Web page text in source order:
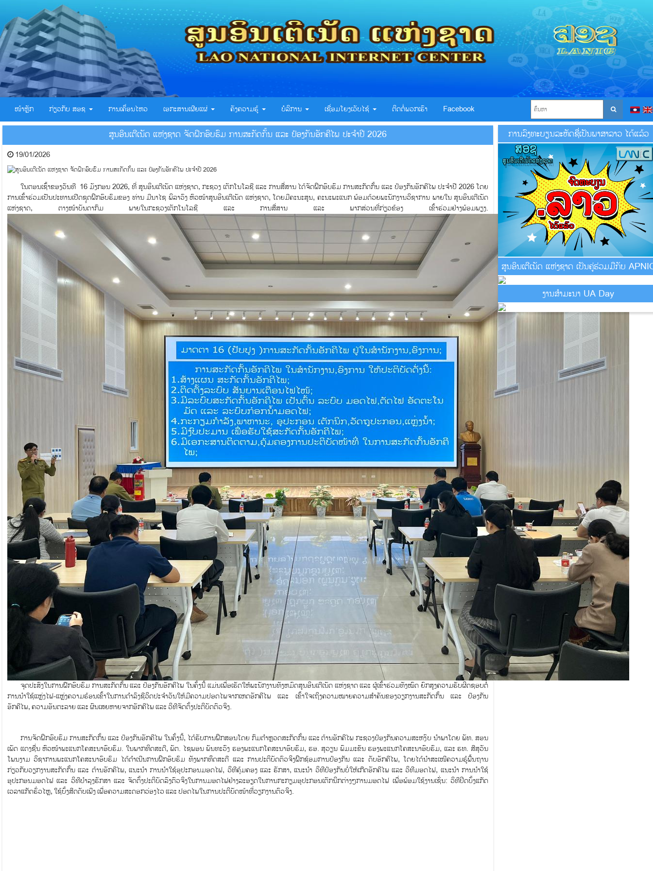
ໜ້າຫຼັກ ກ່ຽວກັບ ສອຊ ການເຄຶ່ອນໄຫວ ເອກະສານເຜີຍແຜ່ ຄັງຄວາມຮູ້ ບໍລິການ ເຊື່ອມໂຍງເວັບໄຊ້ ຕິດຕໍ່ພວກເຮົາ Facebook
ສູນອິນເຕີເນັດ ແຫ່ງຊາດ ຈັດຝຶກອົບຮົມ ການສະກັດກັ້ນ ແລະ ປ້ອງກັນອັກຄີໄພ ປະຈຳປີ 2026
19/01/2026
ໃນຕອນເຊົ້າຂອງວັນທີ 16 ມັງກອນ 2026, ທີ່ ສູນອິນເຕີເນັດ ແຫ່ງຊາດ, ກະຊວງ ເຕັກໂນໂລຊີ ແລະ ການສື່ສານ ໄດ້ຈັດຝຶກອົບຮົມ ການສະກັດກັ້ນ ແລະ ປ້ອງກັນອັກຄີໄພ ປະຈຳປີ 2026 ໂດຍ
ການເຂົ້າຮ່ວມເປັນປະທານເປີດຊຸດຝຶກອົບຮົມຂອງ ທ່ານ ມີນາໄຊ ພິລາວົງ ຫົວໜ້າສູນອິນເຕີເນັດ ແຫ່ງຊາດ, ໂດຍມີຄະນະສູນ, ຄະນະພະແນກ ພ້ອມດ້ວຍພະນັກງານວິຊາການ ພາຍໃນ ສູນອິນເຕີເນັດ
ແຫ່ງຊາດ, ຕາງໜ້າບັນດາກົມ ພາຍໃນກະຊວງເຕັກໂນໂລຊີ ແລະ ການສື່ສານ ແລະ ພາກສ່ວນທີ່ກ່ຽວຂ້ອງ ເຂົ້າຮ່ວມຢ່າງພ້ອມພຽງ.
ຈຸດປະສົງໃນການຝືກອົບຮົມ ການສະກັດກັ້ນ ແລະ ປ້ອງກັນອັກຄີໄພ ໃນຄັ້ງນີ້ ແມ່ນເພື່ອເຮັດໃຫ້ພະນັກງານທັງຫມົດສູນອິນເຕີເນັດ ແຫ່ງຊາດ ແລະ ຜູ້ເຂົ້າຮ່ວມທັງໝົດ ຍົກສູງຄວາມຮັບຜິດຊອບຕໍ່
ການນໍາໃຊ້ແຫຼ່ງໄຟ-ແຫຼ່ງຄວາມຮ້ອນເຂົ້າໃນການດໍາລົງຊີວິດປະຈໍາວັນໃຫ້ມີຄວາມປອດໄພຈາກເຫດອັກຄີໄພ ແລະ ເຂົ້າໃຈເຖິງຄວາມໝາຍຄວາມສໍາຄັນຂອງວຽກງານສະກັດກັ້ນ ແລະ ປ້ອງກັນ
ອັກຄີໄພ, ຄວາມອັນຕະລາຍ ແລະ ຜົນເສຍຫາຍຈາກອັກຄີໄພ ແລະ ວິທີຈັດຕັ້ງປະຕິບັດຕົວຈິງ.
ການຈັດຝຶກອົບຮົມ ການສະກັດກັ້ນ ແລະ ປ້ອງກັນອັກຄີໄພ ໃນຄັ້ງນີ້, ໄດ້ຮັບການຝຶກສອນໂດຍ ກົມຕຳຫຼວດສະກັດກັ້ນ ແລະ ຕ້ານອັກຄີໄພ ກະຊວງປ້ອງກັນຄວາມສະຫງົບ ນຳພາໂດຍ ພັທ. ສອນ
ເພັດ ແດງຊື່ນ ຫົວໜ້າພະແນກໂຄສະນາອົບຮົມ. ໃນພາກທິດສະດີ, ພັຕ. ໄຊພອນ ພັນທະວົງ ຮອງພະແນກໂຄສະນາອົບຮົມ, ຮອ. ສຸວຽນ ພົມມະຂັນ ຮອງພະແນກໂຄສະນາອົບຮົມ, ແລະ ຮທ. ສີສຸວັນ
ໂພນງາມ ວິຊາການພະແນກໂຄສະນາອົບຮົມ ໄດ້ດຳເນີນການຝຶກອົບຮົມ ທັງພາກທຶດສະດີ ແລະ ການປະຕິບັດຕົວຈິງຝຶກຊ້ອມການປ້ອງກັນ ແລະ ດັບອັກຄີໄພ, ໂດຍໄດ້ນໍາສະເໜີຄວາມຮູ້ພື້ນຖານ
ກ່ຽວກັບວຽກງານສະກັດກັ້ນ ແລະ ຕ້ານອັກຄີໄພ, ແນະນໍາ ການນໍາໃຊ້ອຸປະກອນມອດໄຟ, ວິທີຄຸ້ມຄອງ ແລະ ຮັກສາ, ແນະນໍາ ວິທີປ້ອງກັນບໍ່ໃຫ້ເກີດອັກຄີໄພ ແລະ ວິທີມອດໄຟ, ແນະນໍາ ການນໍາໃຊ້
ອຸປະກອນມອດໄຟ ແລະ ວິທີບໍາລຸງຮັກສາ ແລະ ຈັດຕັ້ງປະຕິບັດລົງຕົວຈິງໃນການມອດໄຟຢ່າງລະອຽດໃນການກະກຽມອຸປະກອນເຕັກນິກຕ່າງໆການມອດໄຟ ເພື່ອພ້ອມໃຊ້ງານເຊັ່ນ: ວິທີປິດບັ້ງແກັດ
ເວລາແກັດຮົ່ວໄຫຼ, ໃຊ້ບັ້ງສີດດັບເພີງ ເພື່ອຄວາມສະດອກວ່ອງໄວ ແລະ ປອດໄພໃນການປະຕິບັດໜ້າທີ່ວຽກງານຕົວຈິງ.
ການລົງທະບຽນລະຫັດຊື່ເປັນພາສາລາວ ໄດ້ແລ້ວ
ສູນອິນເຕີເນັດ ແຫ່ງຊາດ ເປັນຄູ່ຮ່ວມມືກັບ
ງານສຳມະນາ UA Day